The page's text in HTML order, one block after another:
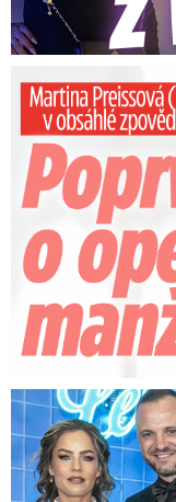
Preissová (50) v
Na Gáboríka se